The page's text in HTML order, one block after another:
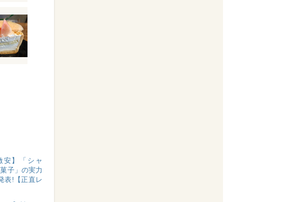
安】「シャ
子」の実力
表!【正直レ